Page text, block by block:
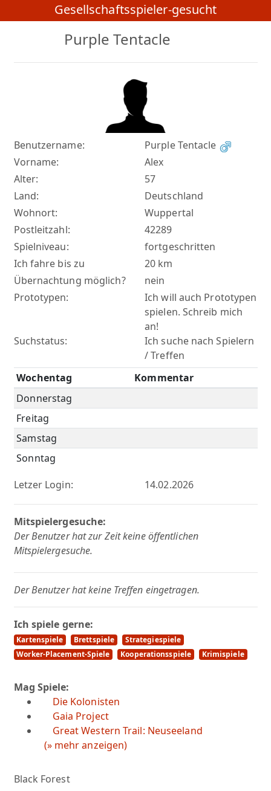
Gesellschaftsspieler-gesucht
Purple Tentacle
Benutzername:
Purple Tentacle
Vorname:
Alex
Alter:
57
Land:
Deutschland
Wohnort:
Wuppertal
Postleitzahl:
42289
Spielniveau:
fortgeschritten
Ich fahre bis zu
20 km
Übernachtung möglich?
nein
Prototypen:
Ich will auch Prototypen
spielen. Schreib mich
an!
Suchstatus:
Ich suche nach Spielern
/ Treffen
Wochentag
Kommentar
Donnerstag
Freitag
Samstag
Sonntag
Letzer Login:
14.02.2026
Mitspielergesuche:
Der Benutzer hat zur Zeit keine öffentlichen
Mitspielergesuche.
Der Benutzer hat keine Treffen eingetragen.
Ich spiele gerne:
Kartenspiele Brettspiele
Strategiespiele
Worker-Placement-Spiele
Kooperationsspiele Krimispiele
Mag Spiele:
Die Kolonisten
Gaia Project
Great Western Trail: Neuseeland
(» mehr anzeigen)
Black Forest